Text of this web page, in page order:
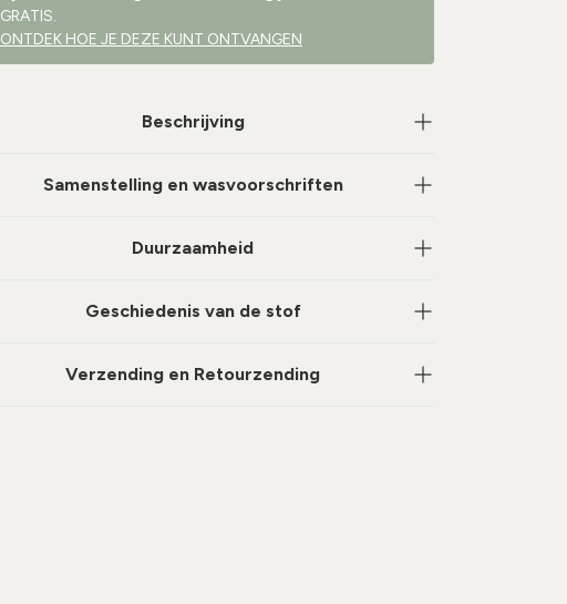
GRATIS.
ONTDEK HOE JE DEZE KUNT ONTVANGEN
Beschrijving
Samenstelling en wasvoorschriften
Duurzaamheid
Geschiedenis van de stof
Verzending en Retourzending